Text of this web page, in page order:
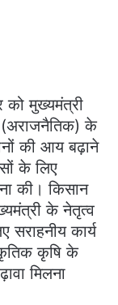
को मुख्यमंत्री
(अराजनैतिक) के
की आय बढ़ाने
के लिए
की। किसान
के नेतृत्व
कार्य
कृषि के
मिलना